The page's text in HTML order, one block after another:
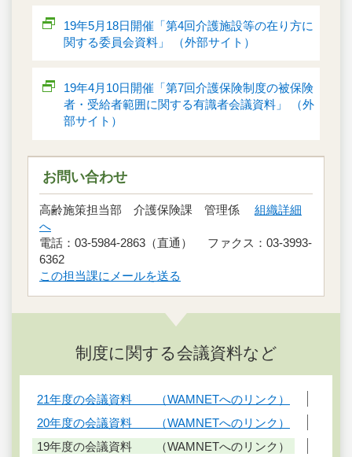
19年5月18日開催「第4回介護施設等の在り方に
関する委員会資料」 （外部サイト）
19年4月10日開催「第7回介護保険制度の被保険
者・受給者範囲に関する有識者会議資料」 （外
部サイト）
お問い合わせ
高齢施策担当部 介護保険課 管理係 組織詳細
へ
電話：03-5984-2863（直通） ファクス：03-3993-
6362
この担当課にメールを送る
制度に関する会議資料など
21年度の会議資料 （WAMNETへのリンク）
20年度の会議資料 （WAMNETへのリンク）
19年度の会議資料 （WAMNETへのリンク）